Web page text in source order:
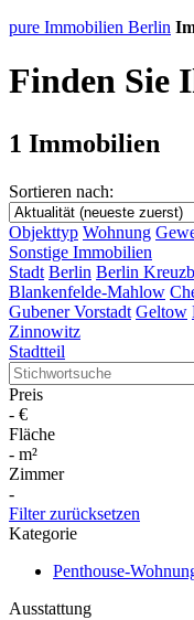
pure Immobilien Berlin
Finden Sie
1 Immobilien
Sortieren nach:
Objekttyp Wohnung
Sonstige Immobilien
Stadt Berlin Berlin
Blankenfelde-Mahlow
Gubener Vorstadt Geltow
Zinnowitz
Stadtteil
Preis
- €
Fläche
- m²
Zimmer
-
Filter zurücksetzen
Kategorie
Penthouse-
Ausstattung